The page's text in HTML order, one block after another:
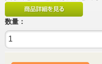
数量：